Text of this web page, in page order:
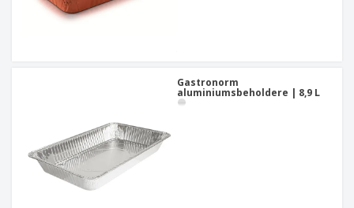
Gastronorm
aluminiumsbeholdere | 8,9 L